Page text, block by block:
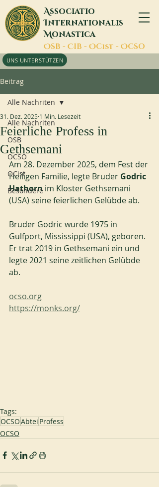
Associatio
Internationalis
Monastica
OSB - CIB - OCist - OCSO
UNS UNTERSTÜTZEN
Beitrag
Alle Nachriten
OSB
OCSO
OCist
Besondere
Alle Nachriten
Feierliche Profess in
Gethsemani
31. Dez. 2025 1 Min. Lesezeit
Am 28. Dezember 2025, dem Fest der
Heiligen Familie, legte Bruder Godric
Hathorn im Kloster Gethsemani
(USA) seine feierlichen Gelübde ab.
Bruder Godric wurde 1975 in
Gulfport, Mississippi (USA), geboren.
Er trat 2019 in Gethsemani ein und
legte 2021 seine zeitlichen Gelübde
ab.
ocso.org
https://monks.org/
Tags:
OCSOAbtei Profess
OCSO